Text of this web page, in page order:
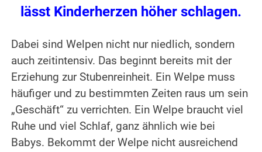
lässt Kinderherzen höher schlagen.
Dabei sind Welpen nicht nur niedlich, sondern
auch zeitintensiv. Das beginnt bereits mit der
Erziehung zur Stubenreinheit. Ein Welpe muss
häufiger und zu bestimmten Zeiten raus um sein
„Geschäft“ zu verrichten. Ein Welpe braucht viel
Ruhe und viel Schlaf, ganz ähnlich wie bei
Babys. Bekommt der Welpe nicht ausreichend